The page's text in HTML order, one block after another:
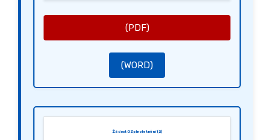
(PDF)
(WORD)
Žádost O Zplnoletnění (2)